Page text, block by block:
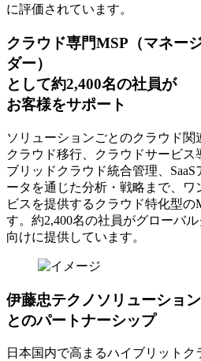
に評価されています。
クラウド専門MSP （マネー
ダー）
として約2,400名の社員が
お客様をサポート
ソリューションごとのクラウド関
クラウド移行、クラウドサービス
ブリッドクラウド統合管理、
ータを通じた分析・戦略まで、
ビスを提供するクラウド特化型の
す。約2,400名の社員がグローバ
向けに提供しています。
伊藤忠テクノソリューショ
とのパートナーシップ
日本国内で高まるハイブリットク